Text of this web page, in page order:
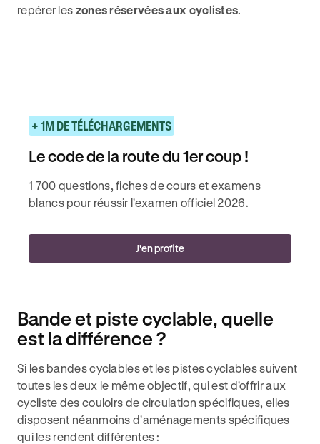
repérer les zones réservées aux cyclistes.
+ 1M DE TÉLÉCHARGEMENTS
Le code de la route du 1er coup !
1 700 questions, fiches de cours et examens
blancs pour réussir l'examen officiel 2026.
J'en profite
Bande et piste cyclable, quelle
est la différence ?
Si les bandes cyclables et les pistes cyclables suivent
toutes les deux le même objectif, qui est d'offrir aux
cycliste des couloirs de circulation spécifiques, elles
disposent néanmoins d'aménagements spécifiques
qui les rendent différentes :